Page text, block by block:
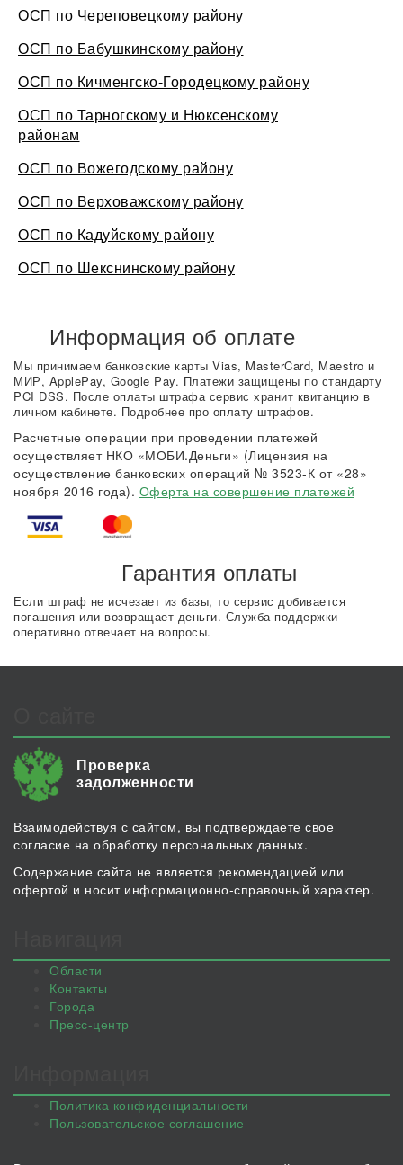
ОСП по Череповецкому району
ОСП по Бабушкинскому району
ОСП по Кичменгско-Городецкому району
ОСП по Тарногскому и Нюксенскому
районам
ОСП по Вожегодскому району
ОСП по Верховажскому району
ОСП по Кадуйскому району
ОСП по Шекснинскому району
Информация об оплате
Мы принимаем банковские карты Vias, MasterCard, Maestro и
МИР, ApplePay, Google Pay. Платежи защищены по стандарту
PCI DSS. После оплаты штрафа сервис хранит квитанцию в
личном кабинете. Подробнее про оплату штрафов.
Расчетные операции при проведении платежей
осуществляет НКО «МОБИ.Деньги» (Лицензия на
осуществление банковских операций № 3523-К от «28»
ноября 2016 года). Оферта на совершение платежей
Гарантия оплаты
Если штраф не исчезает из базы, то сервис добивается
погашения или возвращает деньги. Служба поддержки
оперативно отвечает на вопросы.
Проверка
задолженности
Взаимодействуя с сайтом, вы подтверждаете свое
согласие на обработку персональных данных.
Содержание сайта не является рекомендацией или
офертой и носит информационно-справочный характер.
Области
Контакты
Города
Пресс-центр
Политика конфиденциальности
Пользовательское соглашение